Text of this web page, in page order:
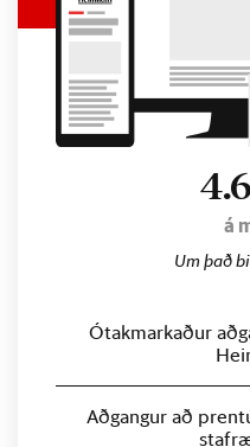
á
Um það
Ótakmarkaður
Aðgangur að